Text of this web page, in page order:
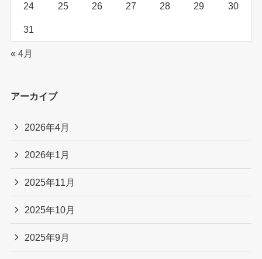
24 25 26 27 28 29 30
31
« 4月
アーカイブ
2026年4月
2026年1月
2025年11月
2025年10月
2025年9月